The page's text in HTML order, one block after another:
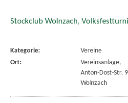
Stockclub Wolnzach,
Kategorie:
Vereine
Ort:
Vereinsanlage,
Anton-Dost-Str.
Wolnzach